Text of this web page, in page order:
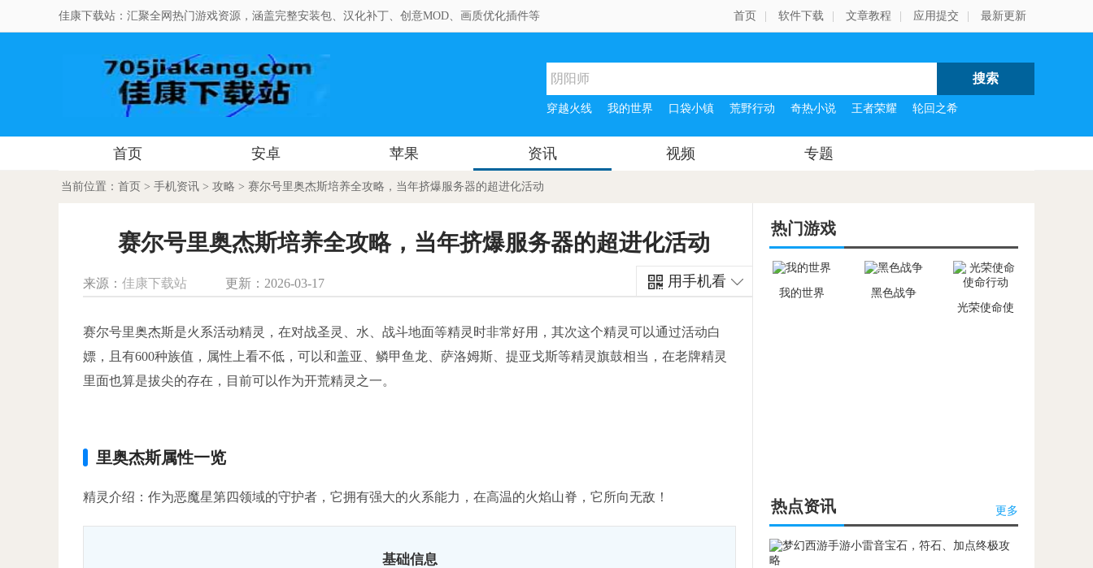
佳康下载站：汇聚全网热门游戏资源，涵盖完整安装包、汉化补丁、创意MOD、画质优化插件等 首页 软件下载 文章教程 应用提交 最新更新
穿越火线 我的世界 口袋小镇 荒野行动 奇热小说 王者荣耀 轮回之希
首页 安卓 苹果 资讯 视频 专题
当前位置： 首页 > 手机资讯 > 攻略 > 赛尔号里奥杰斯培养全攻略，当年挤爆服务器的超进化活动
赛尔号里奥杰斯培养全攻略，当年挤爆服务器的超进化活动
来源： 佳康下载站 更新：2026-03-17 用手机看
赛尔号里奥杰斯是火系活动精灵，在对战圣灵、水、战斗地面等精灵时非常好用，其次这个精灵可以通过活动白
嫖，且有600种族值，属性上看不低，可以和盖亚、鳞甲鱼龙、萨洛姆斯、提亚戈斯等精灵旗鼓相当，在老牌精灵
里面也算是拔尖的存在，目前可以作为开荒精灵之一。
里奥杰斯属性一览
精灵介绍：作为恶魔星第四领域的守护者，它拥有强大的火系能力，在高温的火焰山脊，它所向无敌！
基础信息
热门游戏
我的世界
黑色战争
光荣使命使
热点资讯 更多